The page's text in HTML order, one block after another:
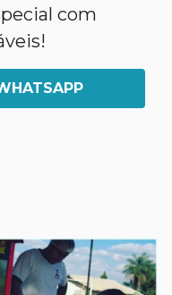
com